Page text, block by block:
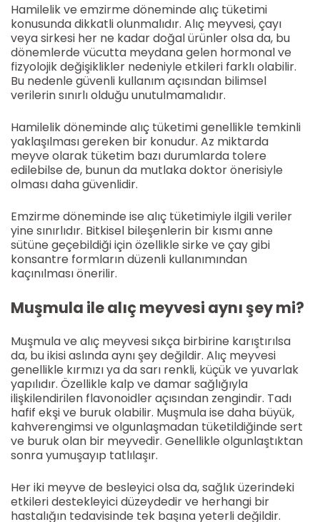
Hamilelik ve emzirme döneminde alıç tüketimi
konusunda dikkatli olunmalıdır. Alıç meyvesi, çayı
veya sirkesi her ne kadar doğal ürünler olsa da, bu
dönemlerde vücutta meydana gelen hormonal ve
fizyolojik değişiklikler nedeniyle etkileri farklı olabilir.
Bu nedenle güvenli kullanım açısından bilimsel
verilerin sınırlı olduğu unutulmamalıdır.
Hamilelik döneminde alıç tüketimi genellikle temkinli
yaklaşılması gereken bir konudur. Az miktarda
meyve olarak tüketim bazı durumlarda tolere
edilebilse de, bunun da mutlaka doktor önerisiyle
olması daha güvenlidir.
Emzirme döneminde ise alıç tüketimiyle ilgili veriler
yine sınırlıdır. Bitkisel bileşenlerin bir kısmı anne
sütüne geçebildiği için özellikle sirke ve çay gibi
konsantre formların düzenli kullanımından
kaçınılması önerilir.
Muşmula ile alıç meyvesi aynı şey mi?
Muşmula ve alıç meyvesi sıkça birbirine karıştırılsa
da, bu ikisi aslında aynı şey değildir. Alıç meyvesi
genellikle kırmızı ya da sarı renkli, küçük ve yuvarlak
yapılıdır. Özellikle kalp ve damar sağlığıyla
ilişkilendirilen flavonoidler açısından zengindir. Tadı
hafif ekşi ve buruk olabilir. Muşmula ise daha büyük,
kahverengimsi ve olgunlaşmadan tüketildiğinde sert
ve buruk olan bir meyvedir. Genellikle olgunlaştıktan
sonra yumuşayıp tatlılaşır.
Her iki meyve de besleyici olsa da, sağlık üzerindeki
etkileri destekleyici düzeydedir ve herhangi bir
hastalığın tedavisinde tek başına yeterli değildir.